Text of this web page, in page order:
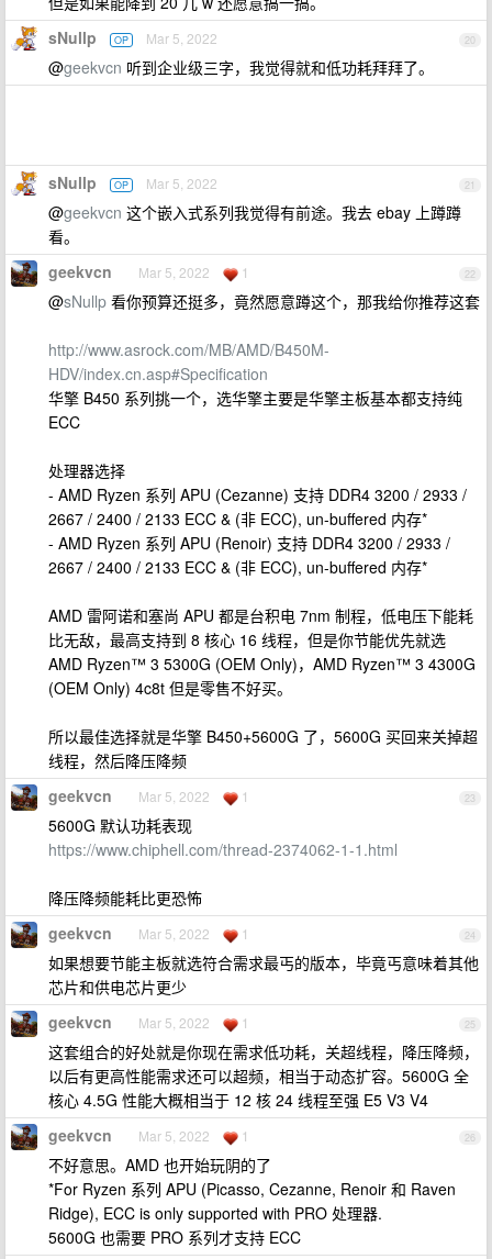
20
sNullp OP Mar 5, 2022
@geekvcn 听到企业级三字，我觉得就和低功耗拜拜了。
21
sNullp OP Mar 5, 2022
@geekvcn 这个嵌入式系列我觉得有前途。我去 ebay 上蹲蹲
看。
22
geekvcn Mar 5, 2022 1
@sNullp 看你预算还挺多，竟然愿意蹲这个，那我给你推荐这套
http://www.asrock.com/MB/AMD/B450M-
HDV/index.cn.asp#Specification
华擎 B450 系列挑一个，选华擎主要是华擎主板基本都支持纯
ECC
处理器选择
- AMD Ryzen 系列 APU (Cezanne) 支持 DDR4 3200 / 2933 /
2667 / 2400 / 2133 ECC & (非 ECC), un-buffered 内存*
- AMD Ryzen 系列 APU (Renoir) 支持 DDR4 3200 / 2933 /
2667 / 2400 / 2133 ECC & (非 ECC), un-buffered 内存*
AMD 雷阿诺和塞尚 APU 都是台积电 7nm 制程，低电压下能耗
比无敌，最高支持到 8 核心 16 线程，但是你节能优先就选
AMD Ryzen™ 3 5300G (OEM Only)，AMD Ryzen™ 3 4300G
(OEM Only) 4c8t 但是零售不好买。
所以最佳选择就是华擎 B450+5600G 了，5600G 买回来关掉超
线程，然后降压降频
23
geekvcn Mar 5, 2022 1
5600G 默认功耗表现
https://www.chiphell.com/thread-2374062-1-1.html
降压降频能耗比更恐怖
24
geekvcn Mar 5, 2022 1
如果想要节能主板就选符合需求最丐的版本，毕竟丐意味着其他
芯片和供电芯片更少
25
geekvcn Mar 5, 2022 1
这套组合的好处就是你现在需求低功耗，关超线程，降压降频，
以后有更高性能需求还可以超频，相当于动态扩容。5600G 全
核心 4.5G 性能大概相当于 12 核 24 线程至强 E5 V3 V4
26
geekvcn Mar 5, 2022 1
不好意思。AMD 也开始玩阴的了
*For Ryzen 系列 APU (Picasso, Cezanne, Renoir 和 Raven
Ridge), ECC is only supported with PRO 处理器.
5600G 也需要 PRO 系列才支持 ECC